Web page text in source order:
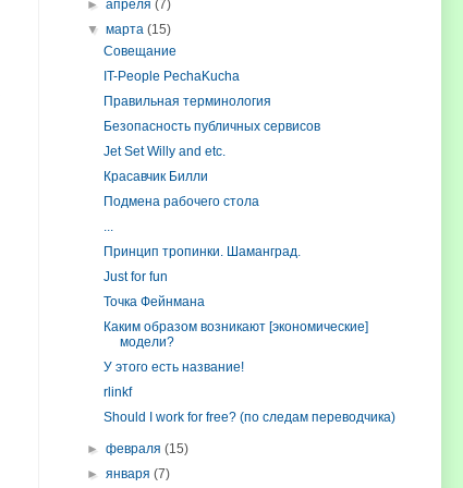
►апреля(7)
▼марта(15)
Совещание
IT-People PechaKucha
Правильная терминология
Безопасность публичных сервисов
Jet Set Willy and etc.
Красавчик Билли
Подмена рабочего стола
...
Принцип тропинки. Шаманград.
Just for fun
Точка Фейнмана
Каким образом возникают [экономические]
модели?
У этого есть название!
rlinkf
Should I work for free? (по следам переводчика)
►февраля(15)
►января(7)